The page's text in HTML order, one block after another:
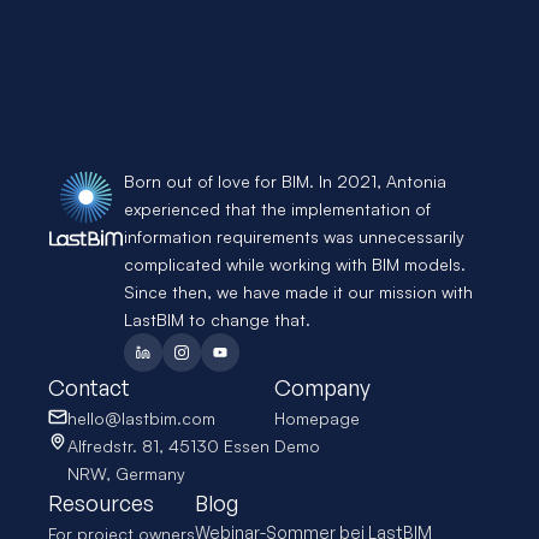
Born out of love for BIM. In 2021, Antonia
experienced that the implementation of
information requirements was unnecessarily
complicated while working with BIM models.
Since then, we have made it our mission with
LastBIM to change that.
Contact
hello@lastbim.com
Alfredstr. 81, 45130 Essen
NRW, Germany
Company
Homepage
Demo
Resources
For project owners
Blog
Webinar-Sommer bei LastBIM